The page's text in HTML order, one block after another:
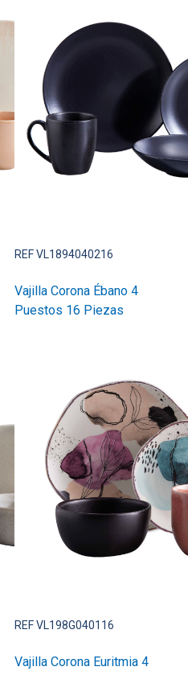
REF VL1894040216
Vajilla Corona Ébano 4
Puestos 16 Piezas
REF VL198G040116
Vajilla Corona Euritmia 4